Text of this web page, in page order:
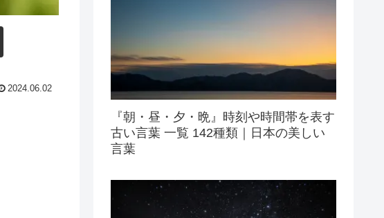
2024.06.02
『朝・昼・夕・晩』時刻や時間帯を表す
古い言葉 一覧 142種類｜日本の美しい
言葉